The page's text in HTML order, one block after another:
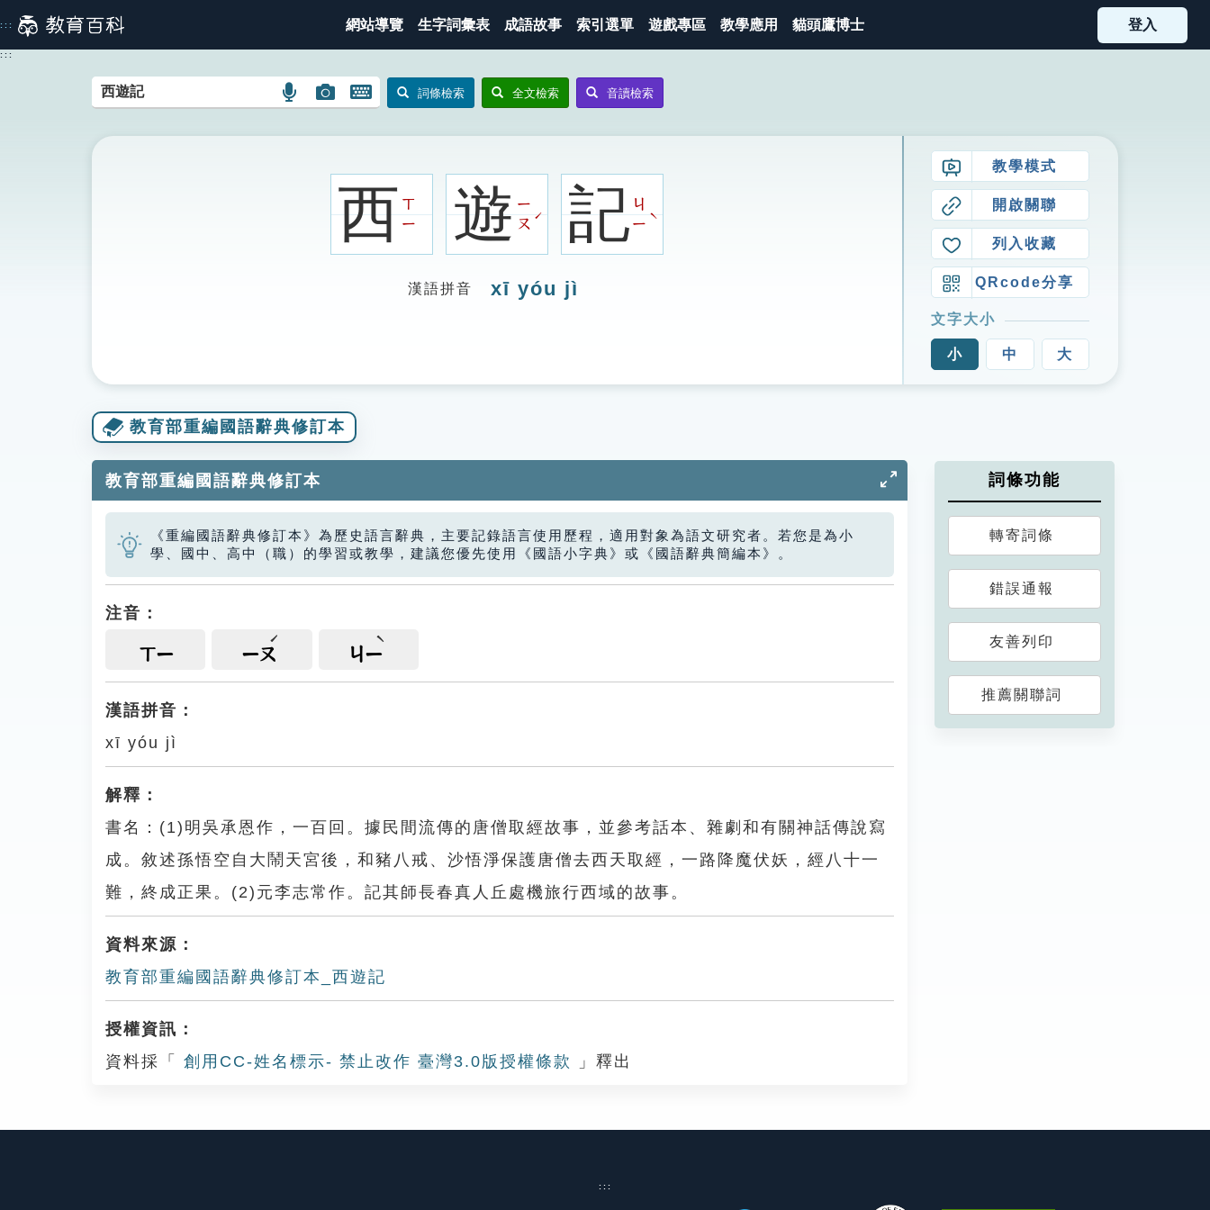
到
主
::: 網站導覽 生字詞彙表 成語故事 索引選單 遊戲專區 教學應用 貓頭鷹博士 登入
:::
語
搜
圖
搜
圖
開
鍵
圖
示
詞條檢索 全文檢索 音讀檢索
西ㄒ
ㄧ
遊ㄧ
ㄡ
ˊ 記ㄐ
ㄧ
ˋ
漢語拼音 xī yóu jì
教學模式
開啟關聯
列入收藏
QRcode分享
文字大小
小 中 大
教育部重編國語辭典修訂本
教育部重編國語辭典修訂本
《重編國語辭典修訂本》為歷史語言辭典，主要記錄語言使用歷程，適用對象為語文研究者。若您是為小
學、國中、高中（職）的學習或教學，建議您優先使用《國語小字典》或《國語辭典簡編本》。
注音：
ㄒㄧ ㄧㄡ ㄐㄧ
漢語拼音：
xī yóu jì
解釋：
書名：(1)明吳承恩作，一百回。據民間流傳的唐僧取經故事，並參考話本、雜劇和有關神話傳說寫
成。敘述孫悟空自大鬧天宮後，和豬八戒、沙悟淨保護唐僧去西天取經，一路降魔伏妖，經八十一
難，終成正果。(2)元李志常作。記其師長春真人丘處機旅行西域的故事。
資料來源：
教育部重編國語辭典修訂本_西遊記
授權資訊：
資料採「
創用CC-姓名標示- 禁止改作 臺灣3.0版授權條款 」釋出
詞條功能
轉寄詞條
錯誤通報
友善列印
推薦關聯詞
:::